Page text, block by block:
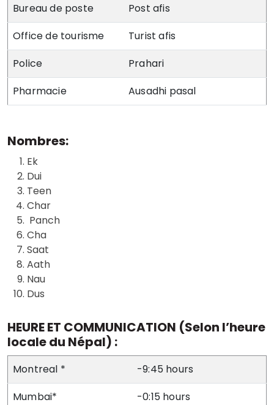
Bureau de poste
Post afis
Office de tourisme
Turist afis
Police
Prahari
Pharmacie
Ausadhi pasal
Nombres:
Ek
Dui
Teen
Char
Panch
Cha
Saat
Aath
Nau
Dus
HEURE ET COMMUNICATION (Selon l’heure
locale du Népal) :
Montreal *
-9:45 hours
Mumbai*
-0:15 hours